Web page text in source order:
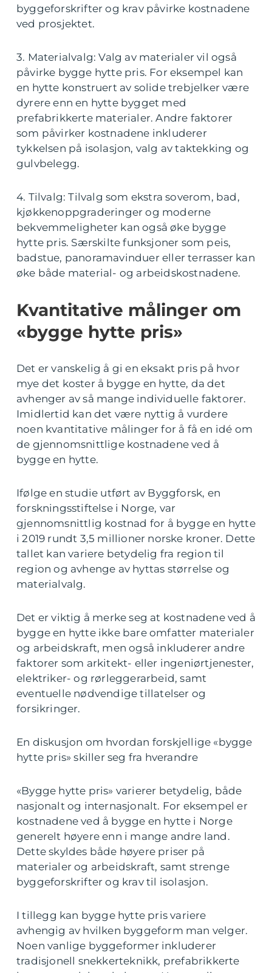
byggeforskrifter og krav påvirke kostnadene
ved prosjektet.
3. Materialvalg: Valg av materialer vil også
påvirke bygge hytte pris. For eksempel kan
en hytte konstruert av solide trebjelker være
dyrere enn en hytte bygget med
prefabrikkerte materialer. Andre faktorer
som påvirker kostnadene inkluderer
tykkelsen på isolasjon, valg av taktekking og
gulvbelegg.
4. Tilvalg: Tilvalg som ekstra soverom, bad,
kjøkkenoppgraderinger og moderne
bekvemmeligheter kan også øke bygge
hytte pris. Særskilte funksjoner som peis,
badstue, panoramavinduer eller terrasser kan
øke både material- og arbeidskostnadene.
Kvantitative målinger om
«bygge hytte pris»
Det er vanskelig å gi en eksakt pris på hvor
mye det koster å bygge en hytte, da det
avhenger av så mange individuelle faktorer.
Imidlertid kan det være nyttig å vurdere
noen kvantitative målinger for å få en idé om
de gjennomsnittlige kostnadene ved å
bygge en hytte.
Ifølge en studie utført av Byggforsk, en
forskningsstiftelse i Norge, var
gjennomsnittlig kostnad for å bygge en hytte
i 2019 rundt 3,5 millioner norske kroner. Dette
tallet kan variere betydelig fra region til
region og avhenge av hyttas størrelse og
materialvalg.
Det er viktig å merke seg at kostnadene ved å
bygge en hytte ikke bare omfatter materialer
og arbeidskraft, men også inkluderer andre
faktorer som arkitekt- eller ingeniørtjenester,
elektriker- og rørleggerarbeid, samt
eventuelle nødvendige tillatelser og
forsikringer.
En diskusjon om hvordan forskjellige «bygge
hytte pris» skiller seg fra hverandre
«Bygge hytte pris» varierer betydelig, både
nasjonalt og internasjonalt. For eksempel er
kostnadene ved å bygge en hytte i Norge
generelt høyere enn i mange andre land.
Dette skyldes både høyere priser på
materialer og arbeidskraft, samt strenge
byggeforskrifter og krav til isolasjon.
I tillegg kan bygge hytte pris variere
avhengig av hvilken byggeform man velger.
Noen vanlige byggeformer inkluderer
tradisjonell snekkerteknikk, prefabrikkerte